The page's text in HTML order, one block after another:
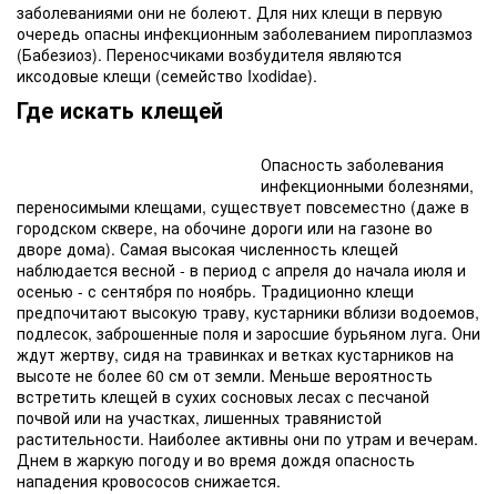
заболеваниями они не болеют. Для них клещи в первую
очередь опасны инфекционным заболеванием пироплазмоз
(Бабезиоз). Переносчиками возбудителя являются
иксодовые клещи (семейство Ixodidae).
Где искать клещей
Опасность заболевания
инфекционными болезнями,
переносимыми клещами, существует повсеместно (даже в
городском сквере, на обочине дороги или на газоне во
дворе дома). Самая высокая численность клещей
наблюдается весной - в период с апреля до начала июля и
осенью - с сентября по ноябрь. Традиционно клещи
предпочитают высокую траву, кустарники вблизи водоемов,
подлесок, заброшенные поля и заросшие бурьяном луга. Они
ждут жертву, сидя на травинках и ветках кустарников на
высоте не более 60 см от земли. Меньше вероятность
встретить клещей в сухих сосновых лесах с песчаной
почвой или на участках, лишенных травянистой
растительности. Наиболее активны они по утрам и вечерам.
Днем в жаркую погоду и во время дождя опасность
нападения кровососов снижается.